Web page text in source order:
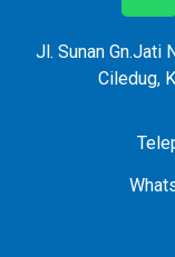
Jl. Sunan Gn.Jati
Ciledug,